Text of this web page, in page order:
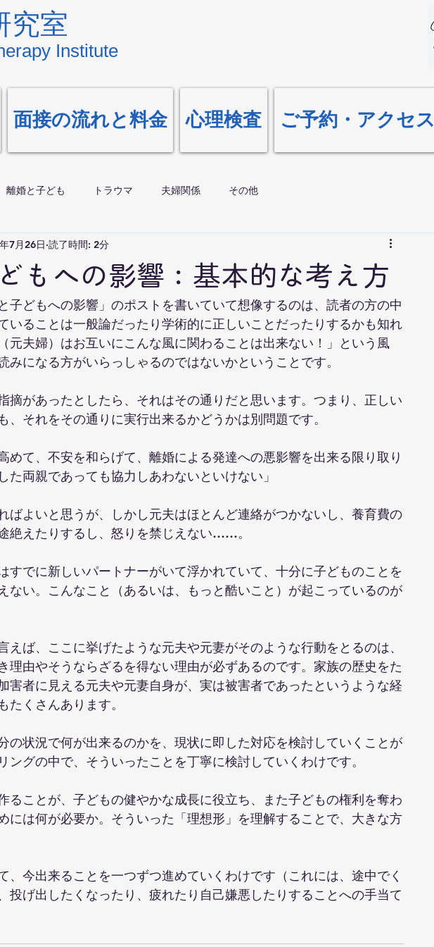
究室
Institute
面接の流れと料金 心理検査 ご予約・アクセス
離婚と子ども トラウマ 夫婦関係 その他
もへの影響：基本的な考え方
7月26日 読了時間: 2分
どもへの影響」のポストを書いていて想像するのは、読者の方の中
いることは一般論だったり学術的に正しいことだったりするかも知れ
元夫婦）はお互いにこんな風に関わることは出来ない！」という風
みになる方がいらっしゃるのではないかということです。
があったとしたら、それはその通りだと思います。つまり、正しい
、それをその通りに実行出来るかどうかは別問題です。
めて、不安を和らげて、離婚による発達への悪影響を出来る限り取り
た両親であっても協力しあわないといけない」
よいと思うが、しかし元夫はほとんど連絡がつかないし、養育費の
絶えたりするし、怒りを禁じえない……。
でに新しいパートナーがいて浮かれていて、十分に子どものことを
ない。こんなこと（あるいは、もっと酷いこと）が起こっているのが
ば、ここに挙げたような元夫や元妻がそのような行動をとるのは、
理由やそうならざるを得ない理由が必ずあるのです。家族の歴史をた
害者に見える元夫や元妻自身が、実は被害者であったというような経
たくさんあります。
状況で何が出来るのかを、現状に即した対応を検討していくことが
ングの中で、そういったことを丁寧に検討していくわけです。
ことが、子どもの健やかな成長に役立ち、また子どもの権利を奪わ
には何が必要か。そういった「理想形」を理解することで、大きな方
今出来ることを一つずつ進めていくわけです（これには、途中でく
投げ出したくなったり、疲れたり自己嫌悪したりすることへの手当て